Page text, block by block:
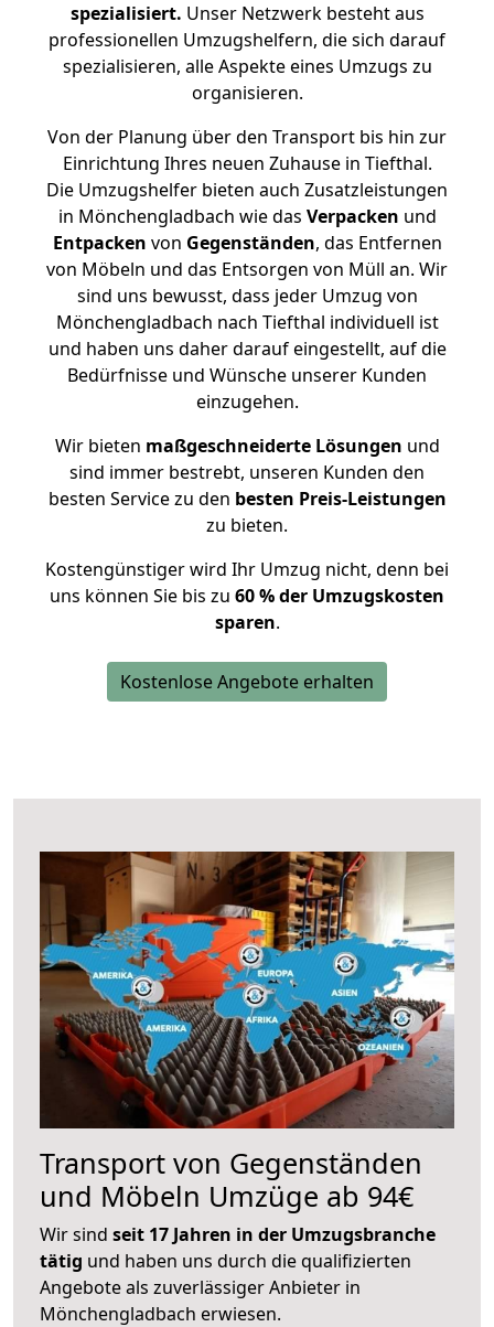
spezialisiert. Unser Netzwerk besteht aus
professionellen Umzugshelfern, die sich darauf
spezialisieren, alle Aspekte eines Umzugs zu
organisieren.
Von der Planung über den Transport bis hin zur
Einrichtung Ihres neuen Zuhause in Tiefthal.
Die Umzugshelfer bieten auch Zusatzleistungen
in Mönchengladbach wie das Verpacken und
Entpacken von Gegenständen, das Entfernen
von Möbeln und das Entsorgen von Müll an. Wir
sind uns bewusst, dass jeder Umzug von
Mönchengladbach nach Tiefthal individuell ist
und haben uns daher darauf eingestellt, auf die
Bedürfnisse und Wünsche unserer Kunden
einzugehen.
Wir bieten maßgeschneiderte Lösungen und
sind immer bestrebt, unseren Kunden den
besten Service zu den besten Preis-Leistungen
zu bieten.
Kostengünstiger wird Ihr Umzug nicht, denn bei
uns können Sie bis zu 60 % der Umzugskosten
sparen.
Kostenlose Angebote erhalten
Transport von Gegenständen
und Möbeln Umzüge ab 94€
Wir sind seit 17 Jahren in der Umzugsbranche
tätig und haben uns durch die qualifizierten
Angebote als zuverlässiger Anbieter in
Mönchengladbach erwiesen.